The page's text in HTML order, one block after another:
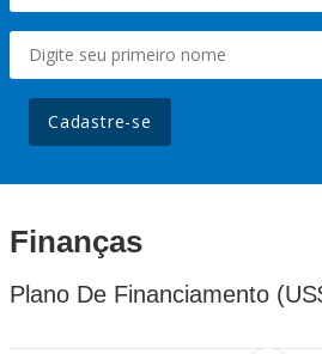
Cadastre-se
Finanças
Plano De Financiamento